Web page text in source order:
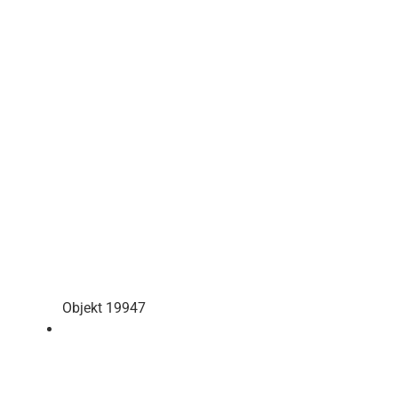
Objekt 19947